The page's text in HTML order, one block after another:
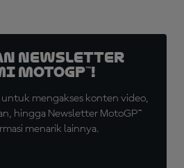
Newsletter
MotoGP™!
untuk mengakses konten video,
hingga Newsletter MotoGP™
menarik lainnya.